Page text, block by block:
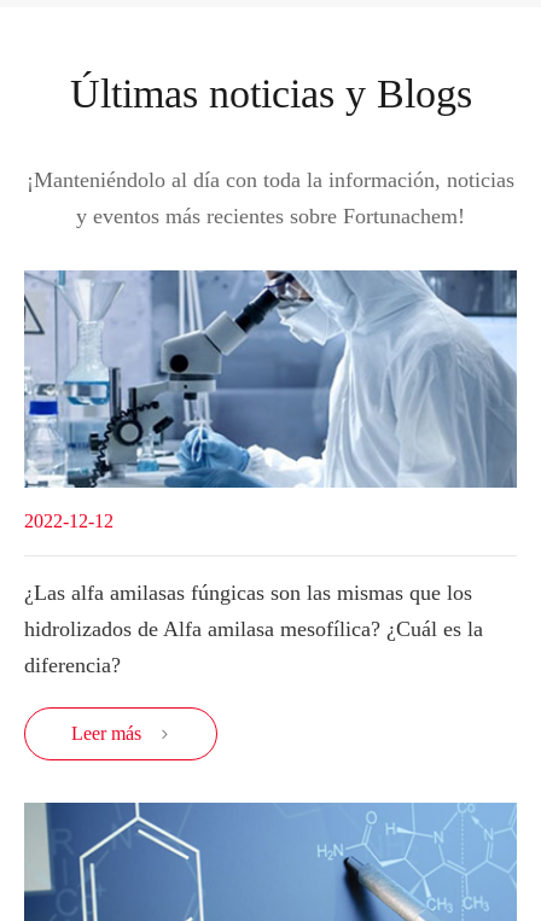
Últimas noticias y Blogs
¡Manteniéndolo al día con toda la información, noticias
y eventos más recientes sobre Fortunachem!
2022-12-12
¿Las alfa amilasas fúngicas son las mismas que los
hidrolizados de Alfa amilasa mesofílica? ¿Cuál es la
diferencia?
Leer más 